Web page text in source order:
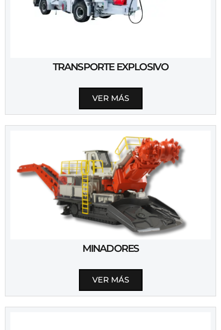
TRANSPORTE EXPLOSIVO
VER MÁS
MINADORES
VER MÁS